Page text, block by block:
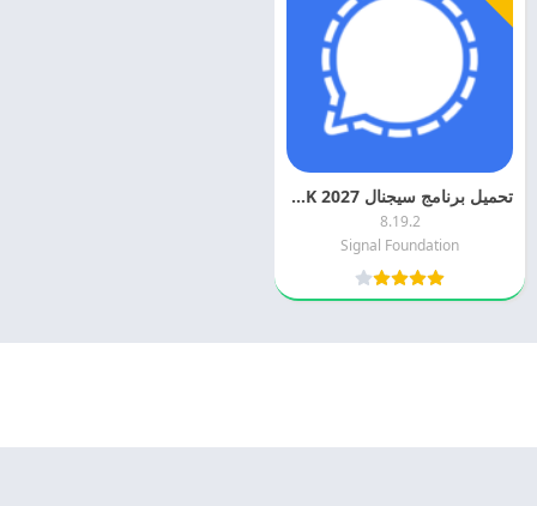
تحميل برنامج سيجنال Signal APK 2027 اخر اصدار مجانا
8.19.2
Signal Foundation